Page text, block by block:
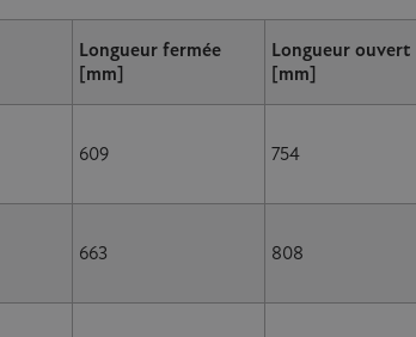
Longueur fermée
[mm]
Longueur ouvert
[mm]
609 754
663 808